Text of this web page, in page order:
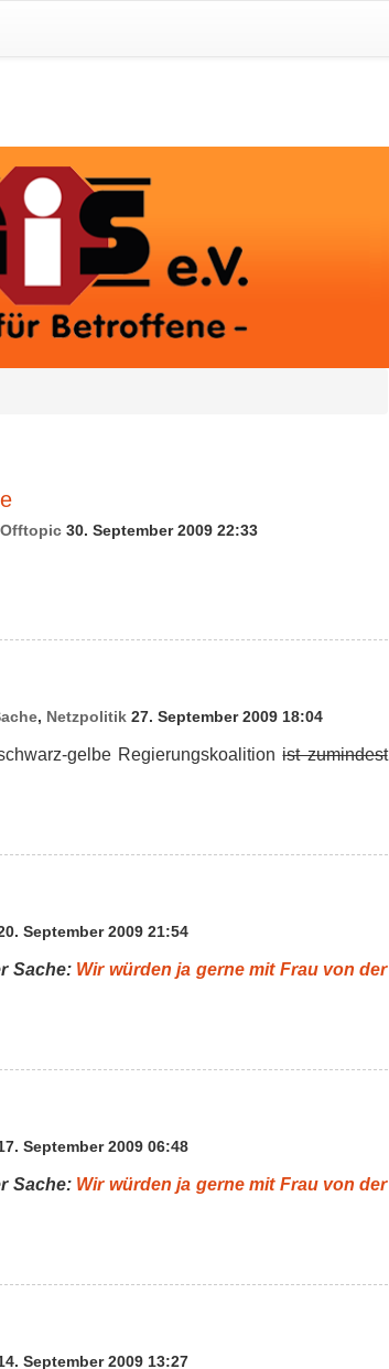
Offtopic 30. September 2009 22:33
, Netzpolitik 27. September 2009 18:04
gelbe Regierungskoalitionist zumindest
September 2009 21:54
Sache: Wir würden ja gerne mit Frau von der
September 2009 06:48
Sache: Wir würden ja gerne mit Frau von der
September 2009 13:27